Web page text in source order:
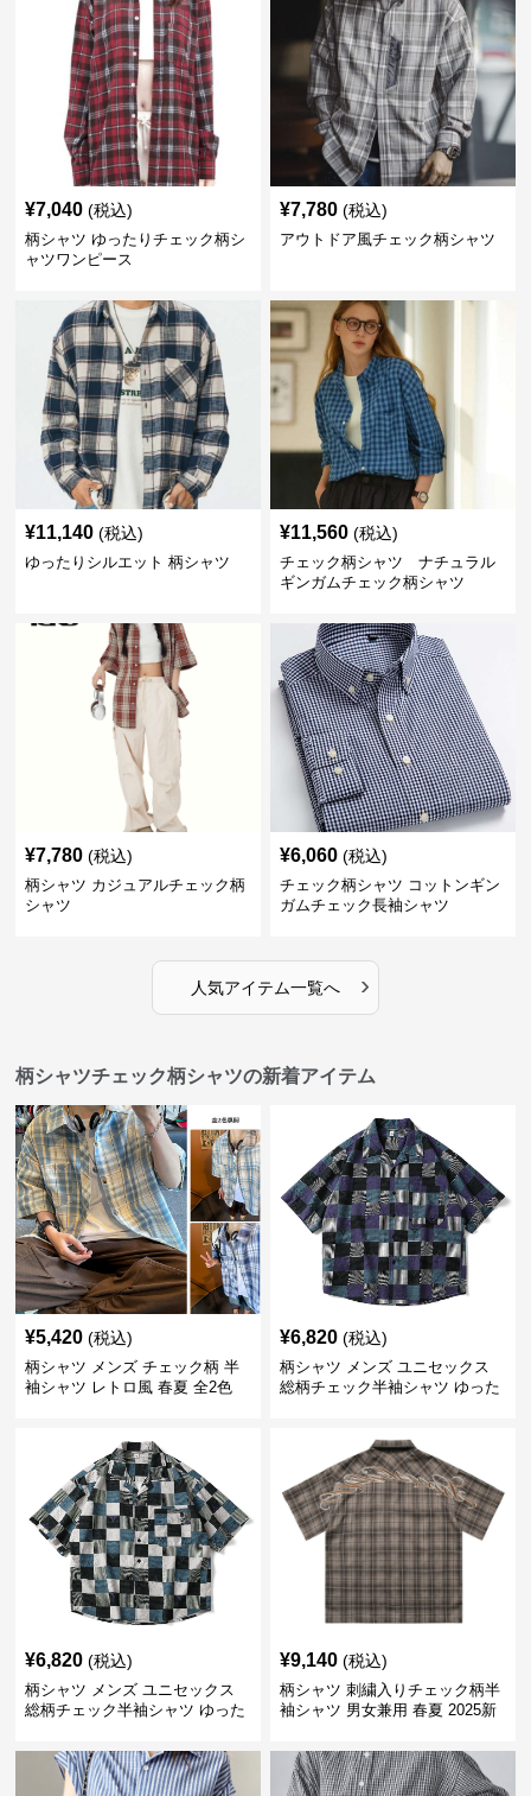
¥7,040 (税込)
柄シャツ ゆったりチェック柄シ
ャツワンピース
¥7,780 (税込)
アウトドア風チェック柄シャツ
¥11,140 (税込)
ゆったりシルエット 柄シャツ
¥11,560 (税込)
チェック柄シャツ ナチュラル
ギンガムチェック柄シャツ
¥7,780 (税込)
柄シャツ カジュアルチェック柄
シャツ
¥6,060 (税込)
チェック柄シャツ コットンギン
ガムチェック長袖シャツ
人気アイテム一覧へ ›
柄シャツチェック柄シャツの新着アイテム
¥5,420 (税込)
柄シャツ メンズ チェック柄 半
袖シャツ レトロ風 春夏 全2色
¥6,820 (税込)
柄シャツ メンズ ユニセックス
総柄チェック半袖シャツ ゆった
¥6,820 (税込)
柄シャツ メンズ ユニセックス
総柄チェック半袖シャツ ゆった
¥9,140 (税込)
柄シャツ 刺繍入りチェック柄半
袖シャツ 男女兼用 春夏 2025新